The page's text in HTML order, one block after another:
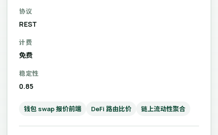
协议
REST
计费
免费
稳定性
0.85
钱包 swap 报价前端 DeFi 路由比价 链上流动性聚合